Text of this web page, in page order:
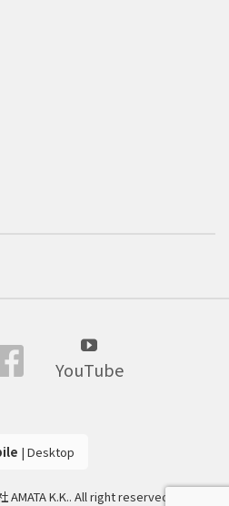
YouTube
| Desktop
AMATA K.K.. All right reserved.